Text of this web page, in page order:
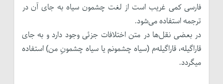
فارسی کمی غریب است از لغت چشمون سیاه به جای آن در
ترجمه استفاده می‌شود.
در بعضی نقل‌ها در متن اختلافات جزئی وجود دارد و به جای
قاراگیله، قاراگیله‌م (سیاه چشمونم یا سیاه چشمونِ من) استفاده
میگردد.